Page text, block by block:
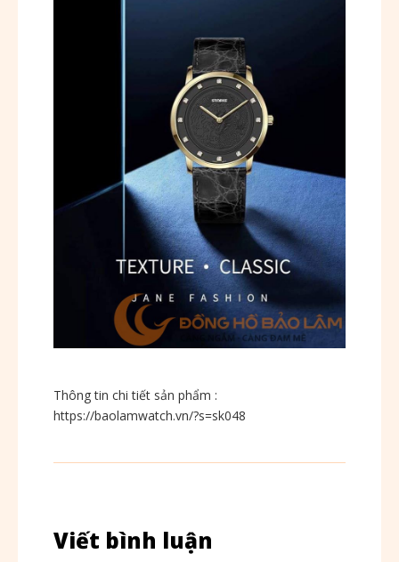
Thông tin chi tiết sản phẩm :
https://baolamwatch.vn/?s=sk048
Viết bình luận